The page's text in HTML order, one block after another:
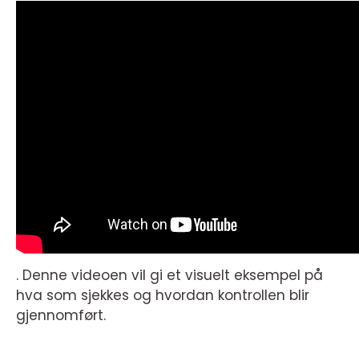
. Denne videoen vil gi et visuelt eksempel på
hva som sjekkes og hvordan kontrollen blir
gjennomført.